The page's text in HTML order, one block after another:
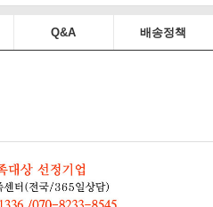
Q&A 배송정책